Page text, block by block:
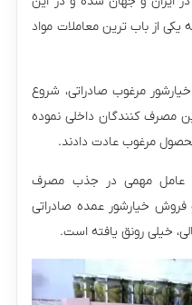
از باب ترین معاملات مواد
خیارشور مرغوب صادراتی، شروع
مصرف کنندگان داخلی نموده
مرغوب عادت دادند.
عامل مهمی در جذب مصرف
خیارشور عمده صادراتی
خیلی رونق یافته است.